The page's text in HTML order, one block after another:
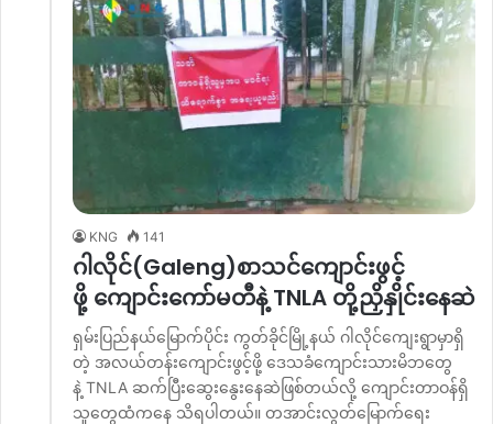
KNG 141
ဂါလိုင်(Galeng)စာသင်ကျောင်းဖွင့်
ဖို့ ကျောင်းကော်မတီနဲ့ TNLA တို့ညှိနှိုင်းနေဆဲ
ရှမ်းပြည်နယ်မြောက်ပိုင်း ကွတ်ခိုင်မြို့နယ် ဂါလိုင်ကျေးရွာမှာရှိ
တဲ့ အလယ်တန်းကျောင်းဖွင့်ဖို့ ဒေသခံကျောင်းသားမိဘတွေ
နဲ့ TNLA ဆက်ပြီးဆွေးနွေးနေဆဲဖြစ်တယ်လို့ ကျောင်းတာဝန်ရှိ
သူတွေထံကနေ သိရပါတယ်။ တအာင်းလွတ်မြောက်ရေး